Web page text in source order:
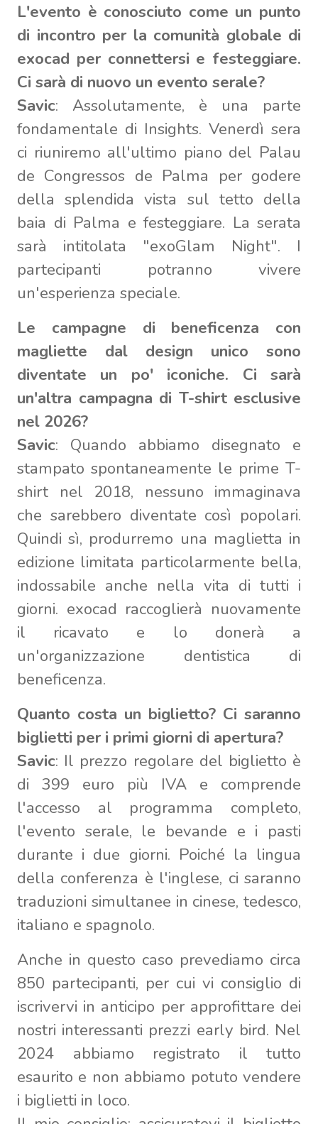
L'evento è conosciuto come un punto
di incontro per la comunità globale di
exocad per connettersi e festeggiare.
Ci sarà di nuovo un evento serale?
Savic: Assolutamente, è una parte
fondamentale di Insights. Venerdì sera
ci riuniremo all'ultimo piano del Palau
de Congressos de Palma per godere
della splendida vista sul tetto della
baia di Palma e festeggiare. La serata
sarà intitolata "exoGlam Night". I
partecipanti potranno vivere
un'esperienza speciale.
Le campagne di beneficenza con
magliette dal design unico sono
diventate un po' iconiche. Ci sarà
un'altra campagna di T-shirt esclusive
nel 2026?
Savic: Quando abbiamo disegnato e
stampato spontaneamente le prime T-
shirt nel 2018, nessuno immaginava
che sarebbero diventate così popolari.
Quindi sì, produrremo una maglietta in
edizione limitata particolarmente bella,
indossabile anche nella vita di tutti i
giorni. exocad raccoglierà nuovamente
il ricavato e lo donerà a
un'organizzazione dentistica di
beneficenza.
Quanto costa un biglietto? Ci saranno
biglietti per i primi giorni di apertura?
Savic: Il prezzo regolare del biglietto è
di 399 euro più IVA e comprende
l'accesso al programma completo,
l'evento serale, le bevande e i pasti
durante i due giorni. Poiché la lingua
della conferenza è l'inglese, ci saranno
traduzioni simultanee in cinese, tedesco,
italiano e spagnolo.
Anche in questo caso prevediamo circa
850 partecipanti, per cui vi consiglio di
iscrivervi in anticipo per approfittare dei
nostri interessanti prezzi early bird. Nel
2024 abbiamo registrato il tutto
esaurito e non abbiamo potuto vendere
i biglietti in loco.